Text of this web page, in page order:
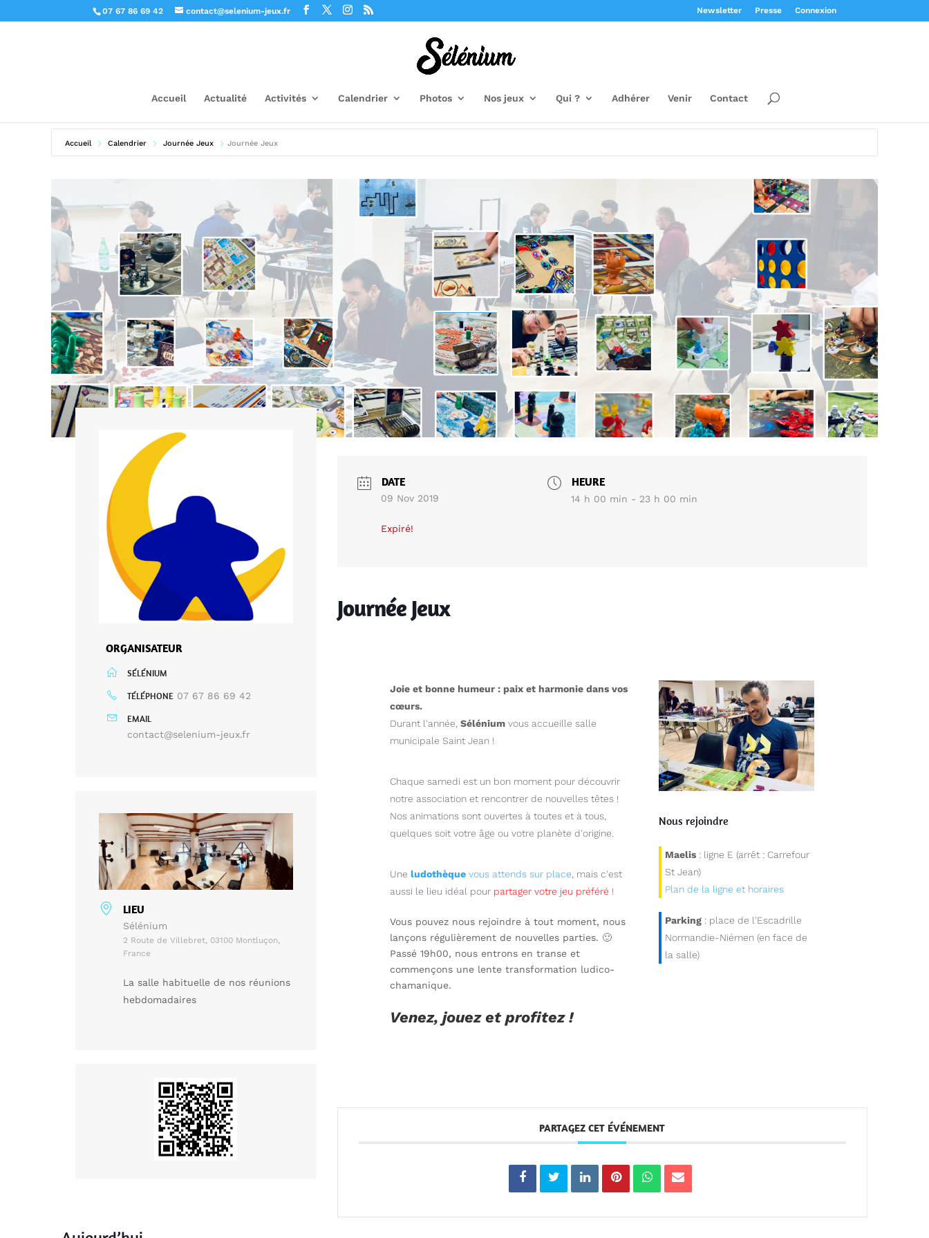
07 67 86 69 42 contact@selenium-jeux.fr Newsletter Presse Connexion
Accueil Actualité Activités Calendrier Photos Nos jeux Qui ? Adhérer Venir Contact
Accueil Calendrier Journée Jeux Journée Jeux
ORGANISATEUR
SÉLÉNIUM
TÉLÉPHONE 07 67 86 69 42
EMAIL
contact@selenium-jeux.fr
LIEU
Sélénium
2 Route de Villebret, 03100 Montluçon,
France
La salle habituelle de nos réunions
hebdomadaires
DATE
09 Nov 2019
Expiré!
HEURE
14 h 00 min - 23 h 00 min
Journée Jeux
Joie et bonne humeur : paix et harmonie dans vos
cœurs.
Durant l'année,Sélénium vous accueille salle
municipale Saint Jean !
Chaque samedi est un bon moment pour découvrir
notre association et rencontrer de nouvelles têtes !
Nos animations sont ouvertes à toutes et à tous,
quelques soit votre âge ou votre planète d'origine.
Uneludothèque vous attends sur place , mais c'est
aussi le lieu idéal pour partager votre jeu préféré !
Vous pouvez nous rejoindre à tout moment, nous
lançons régulièrement de nouvelles parties. 🙂
Passé 19h00, nous entrons en transe et
commençons une lente transformation ludico-
chamanique.
Venez, jouez et profitez !
Nous rejoindre
Maelis: ligne E (arrêt : Carrefour
St Jean)
Plan de la ligne et horaires
Parking: place de l'Escadrille
Normandie-Niémen (en face de
la salle)
PARTAGEZ CET ÉVÉNEMENT